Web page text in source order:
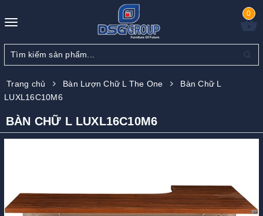
Toggle
0
Trang chủ Bàn Lượn Chữ L The One
Bàn Chữ L
LUXL16C10M6
BÀN CHỮ L LUXL16C10M6